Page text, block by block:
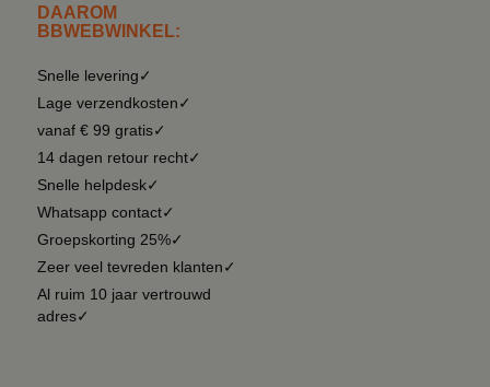
DAAROM
BBWEBWINKEL:
Snelle levering✓
Lage verzendkosten✓
vanaf € 99 gratis✓
14 dagen retour recht✓
Snelle helpdesk✓
Whatsapp contact✓
Groepskorting 25%✓
Zeer veel tevreden klanten✓
Al ruim 10 jaar vertrouwd
adres✓